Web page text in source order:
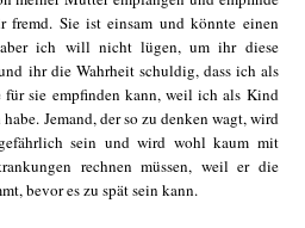
Sie ist einsam und könnte einen
aber ich will nicht lügen, um ihr diese
ihr die Wahrheit schuldig, dass ich als
für sie empfinden kann, weil ich als Kind
Jemand, der so zu denken wagt, wird
sein und wird wohl kaum mit
rechnen müssen, weil er die
bevor es zu spät sein kann.